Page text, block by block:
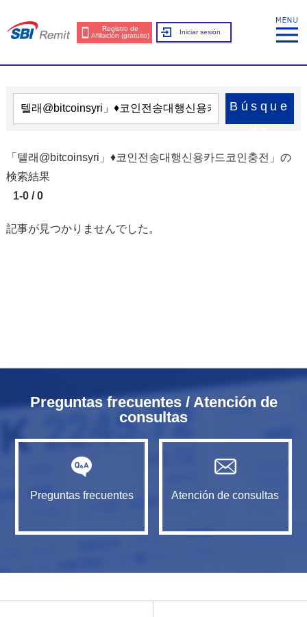
Registro de
Afiliación (gratuito)
Iniciar sesión
Búsque
「텔래@bitcoinsyri」♦코인전송대행신용카드코인충전」の
検索結果
1-0 / 0
記事が見つかりませんでした。
Preguntas frecuentes / Atención de
consultas
Preguntas frecuentes Atención de consultas